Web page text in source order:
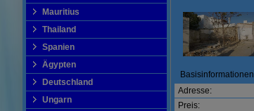
Mauritius
Thailand
Spanien
Ägypten
Deutschland
Ungarn
Basisinformationen
Adresse:
Preis: